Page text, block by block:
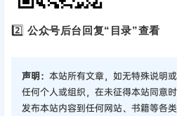
2️⃣公众号后台回复“目录”查看
声明： 本站所有文章，如无特殊说明
任何个人或组织，在未征得本站同意
发布本站内容到任何网站、书籍等各